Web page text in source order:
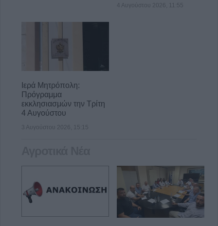
4 Αυγούστου 2026, 11:55
Ιερά Μητρόπολη:
Πρόγραμμα
εκκλησιασμών την Τρίτη
4 Αυγούστου
3 Αυγούστου 2026, 15:15